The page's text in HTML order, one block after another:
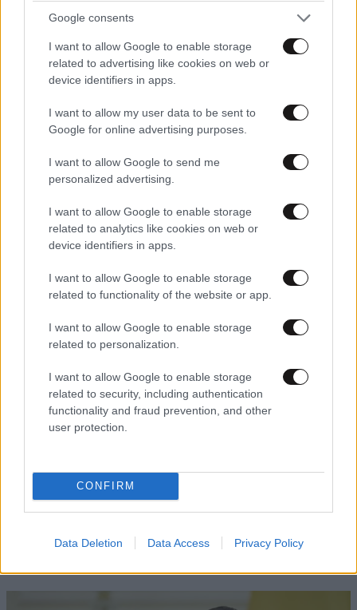
Google consents
I want to allow Google to enable storage
related to advertising like cookies on web or
device identifiers in apps.
I want to allow my user data to be sent to
Google for online advertising purposes.
I want to allow Google to send me
personalized advertising.
I want to allow Google to enable storage
related to analytics like cookies on web or
device identifiers in apps.
I want to allow Google to enable storage
related to functionality of the website or app.
I want to allow Google to enable storage
related to personalization.
I want to allow Google to enable storage
related to security, including authentication
functionality and fraud prevention, and other
user protection.
CONFIRM
Data Deletion Data Access Privacy Policy
Ακολουθήστε το Newsbeast στο Viber και
μάθετε πρώτοιτασημαντικότερα νέα
Μουντιάλ 2026
07·08·2026 21:08
Μουντιάλ 2026: «Θα ανατινάξω τον Μέσι με
ΠΕΡΙΣΣΟΤΕΡΑ ΑΠΟ ΤΟΝ ΚΟΣΜΟ